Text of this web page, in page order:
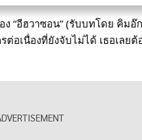
ง “อีฮวาซอน” (รับบทโดย คิม
อเนื่องที่ยังจับไม่ได้ เธอเลย